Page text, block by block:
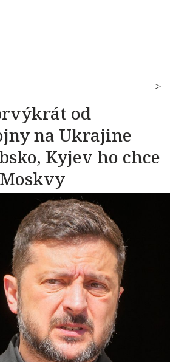
od
na Ukrajine
Kyjev ho chce